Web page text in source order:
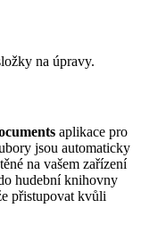
na úpravy.
aplikace pro
jsou automaticky
na vašem zařízení
hudební knihovny
přistupovat kvůli